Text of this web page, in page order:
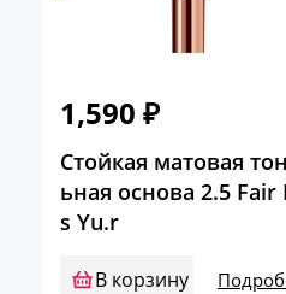
1,590 ₽
Стойкая матовая
ьная основа 2.5 Fair
s Yu.r
В корзину